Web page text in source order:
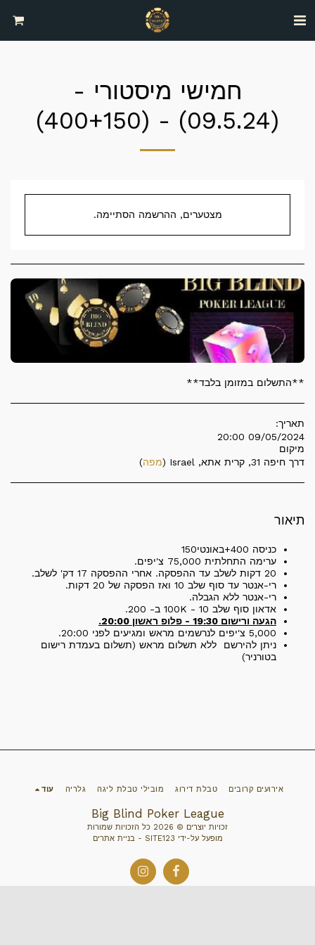
חמישי מיסטורי -
(09.5.24) - (400+150)
מצטערים, ההרשמה הסתיימה.
**התשלום במזומן בלבד**
תאריך:
09/05/2024 20:00
מיקום
דרך חיפה 31, קרית אתא, Israel (
מפה)
תיאור
כניסה 400+באונטי150
ערימה התחלתית 75,000 צ'יפים.
20 דקות לשלב עד ההפסקה. אחרי ההפסקה 17 דק' לשלב.
רי-אנטר עד סוף שלב 10 ואז הפסקה של 20 דקות.
רי-אנטר ללא הגבלה.
אדאון סוף שלב 10 - 100K ב- 200.
הגעה ורישום 19:30 - פלופ ראשון 20:00.
5,000 צ'יפים לנרשמים מראש ומגיעים לפני 20:00.
ניתן להירשם ללא תשלום מראש (תשלום בעמדת רישום
בטורניר)
Big Blind Poker League
זכויות יוצרים © 2026 כל הזכויות שמורות
מופעל על-ידי SITE123
- בניית אתרים
אירועים קרובים טבלת דירוג מובילי טבלת ליגה גלריה עוד